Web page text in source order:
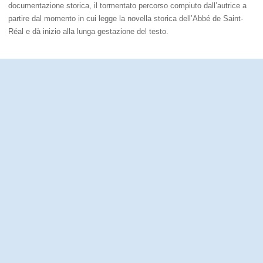
documentazione storica, il tormentato percorso compiuto dall’autrice a
partire dal momento in cui legge la novella storica dell’Abbé de Saint-
Réal e dà inizio alla lunga gestazione del testo.